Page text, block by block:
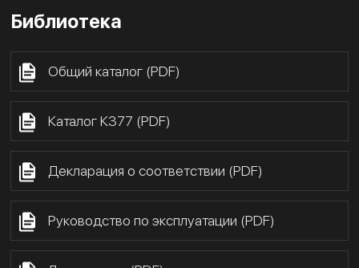
Библиотека
Общий каталог (PDF)
Каталог К377 (PDF)
Декларация о соответствии (PDF)
Руководство по эксплуатации (PDF)